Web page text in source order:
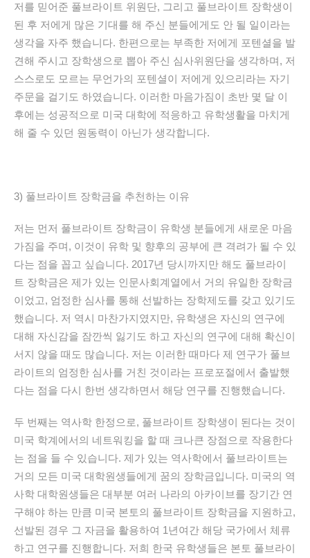
저를 믿어준 풀브라이트 위원단, 그리고 풀브라이트 장학생이
된 후 저에게 많은 기대를 해 주신 분들에게도 안 될 일이라는
생각을 자주 했습니다. 한편으로는 부족한 저에게 포텐셜을 발
견해 주시고 장학생으로 뽑아 주신 심사위원단을 생각하며, 저
스스로도 모르는 무언가의 포텐셜이 저에게 있으리라는 자기
주문을 걸기도 하였습니다. 이러한 마음가짐이 초반 몇 달 이
후에는 성공적으로 미국 대학에 적응하고 유학생활을 마치게
해 줄 수 있던 원동력이 아닌가 생각합니다.
3) 풀브라이트 장학금을 추천하는 이유
저는 먼저 풀브라이트 장학금이 유학생 분들에게 새로운 마음
가짐을 주며, 이것이 유학 및 향후의 공부에 큰 격려가 될 수 있
다는 점을 꼽고 싶습니다. 2017년 당시까지만 해도 풀브라이
트 장학금은 제가 있는 인문사회계열에서 거의 유일한 장학금
이었고, 엄정한 심사를 통해 선발하는 장학제도를 갖고 있기도
했습니다. 저 역시 마찬가지였지만, 유학생은 자신의 연구에
대해 자신감을 잠깐씩 잃기도 하고 자신의 연구에 대해 확신이
서지 않을 때도 많습니다. 저는 이러한 때마다 제 연구가 풀브
라이트의 엄정한 심사를 거친 것이라는 프로포절에서 출발했
다는 점을 다시 한번 생각하면서 해당 연구를 진행했습니다.
두 번째는 역사학 한정으로, 풀브라이트 장학생이 된다는 것이
미국 학계에서의 네트워킹을 할 때 크나큰 장점으로 작용한다
는 점을 들 수 있습니다. 제가 있는 역사학에서 풀브라이트는
거의 모든 미국 대학원생들에게 꿈의 장학금입니다. 미국의 역
사학 대학원생들은 대부분 여러 나라의 아카이브를 장기간 연
구해야 하는 만큼 미국 본토의 풀브라이트 장학금을 지원하고,
선발된 경우 그 자금을 활용하여 1 년여간 해당 국가에서 체류
하고 연구를 진행합니다. 저희 한국 유학생들은 본토 풀브라이